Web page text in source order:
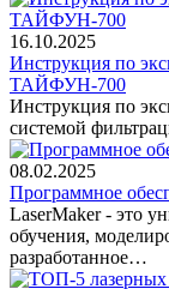
16.10.2025
Инструкция по
ТАЙФУН-700
Инструкция по
системой
08.02.2025
Программное
LaserMaker - это
обучения,
разработанное…